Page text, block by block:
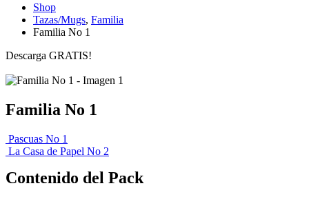
Shop
Tazas/Mugs, Familia
Familia No 1
Descarga GRATIS!
Familia No 1
Pascuas No 1
La Casa de Papel No 2
Contenido del Pack